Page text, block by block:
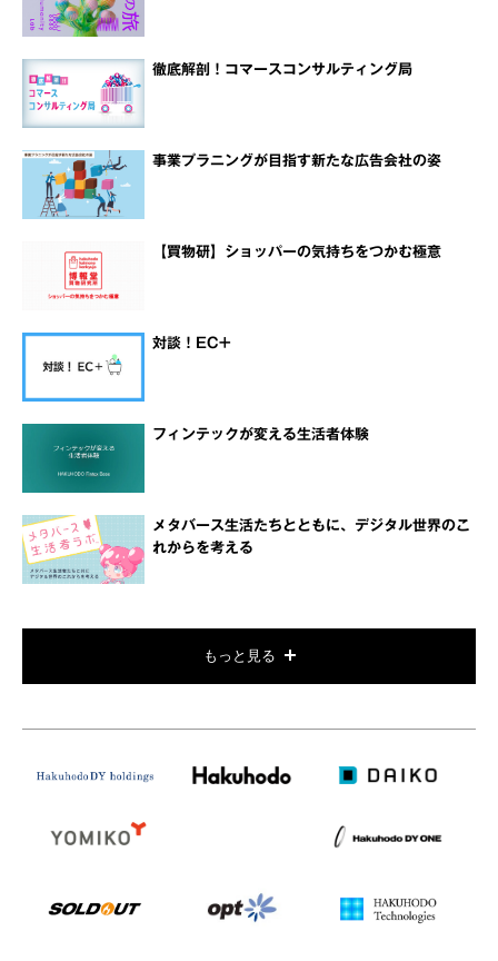
徹底解剖！コマースコンサルティング局
事業プラニングが目指す新たな広告会社の姿
【買物研】ショッパーの気持ちをつかむ極意
対談！EC+
フィンテックが変える生活者体験
メタバース生活たちとともに、デジタル世界のこ
れからを考える
もっと見る